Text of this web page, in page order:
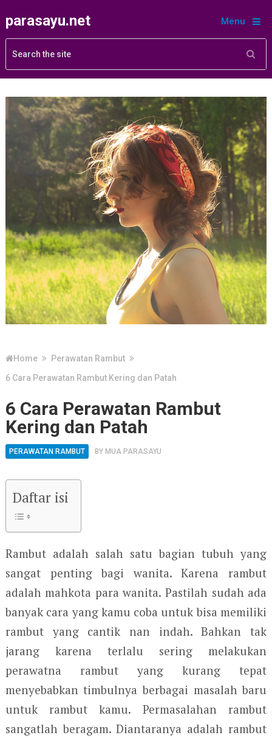
parasayu.net Menu
Home
Perawatan Rambut
6 Cara Perawatan Rambut Kering dan Patah
6 Cara Perawatan Rambut
Kering dan Patah
PERAWATAN RAMBUT BY MUA PARASAYU
Daftar isi
Rambut adalah salah satu bagian tubuh yang
sangat penting bagi wanita. Karena rambut
adalah mahkota para wanita. Pastilah sudah ada
banyak cara yang kamu coba untuk bisa memiliki
rambut yang cantik nan indah. Bahkan tak
jarang karena terlalu sering melakukan
perawatna rambut yang kurang tepat
menyebabkan timbulnya berbagai masalah baru
untuk rambut kamu. Permasalahan rambut
sangatlah beragam. Diantaranya adalah rambut